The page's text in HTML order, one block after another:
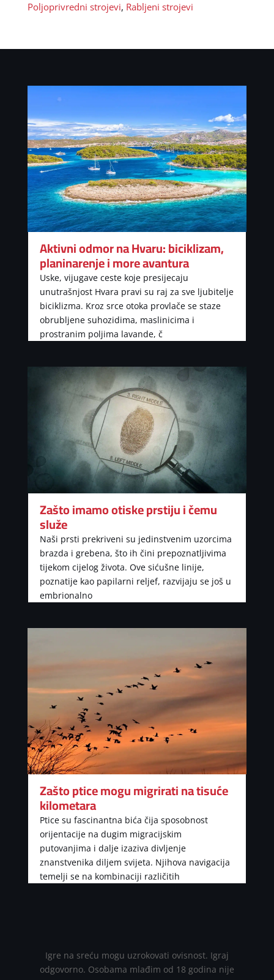
Poljoprivredni strojevi, Rabljeni strojevi
Aktivni odmor na Hvaru: biciklizam,
planinarenje i more avantura
Uske, vijugave ceste koje presijecaju
unutrašnjost Hvara pravi su raj za sve ljubitelje
biciklizma. Kroz srce otoka provlače se staze
obrubljene suhozidima, maslinicima i
prostranim poljima lavande, č
Zašto imamo otiske prstiju i čemu
služe
Naši prsti prekriveni su jedinstvenim uzorcima
brazda i grebena, što ih čini prepoznatljivima
tijekom cijelog života. Ove sićušne linije,
poznatije kao papilarni reljef, razvijaju se još u
embrionalno
Zašto ptice mogu migrirati na tisuće
kilometara
Ptice su fascinantna bića čija sposobnost
orijentacije na dugim migracijskim
putovanjima i dalje izaziva divljenje
znanstvenika diljem svijeta. Njihova navigacija
temelji se na kombinaciji različitih
Igre na sreću mogu uzrokovati ovisnost. Igraj
odgovorno. Osobama mlađim od 18 godina nije